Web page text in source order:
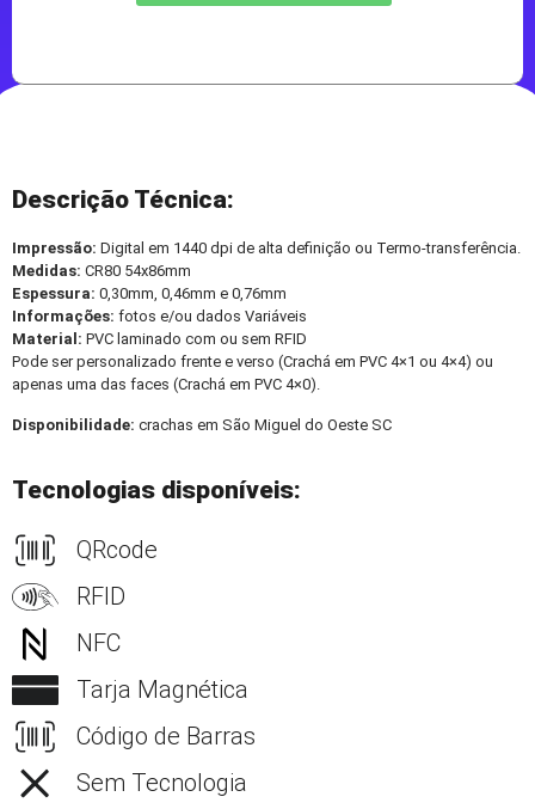
Descrição Técnica:
Impressão: Digital em 1440 dpi de alta definição ou Termo-transferência.
Medidas: CR80 54x86mm
Espessura: 0,30mm, 0,46mm e 0,76mm
Informações: fotos e/ou dados Variáveis
Material: PVC laminado com ou sem RFID
Pode ser personalizado frente e verso (Crachá em PVC 4×1 ou 4×4) ou
apenas uma das faces (Crachá em PVC 4×0).
Disponibilidade: crachas em São Miguel do Oeste SC
Tecnologias disponíveis:
QRcode
RFID
NFC
Tarja Magnética
Código de Barras
Sem Tecnologia